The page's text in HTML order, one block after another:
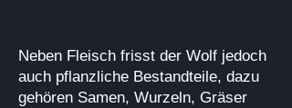
Neben Fleisch frisst der Wolf jedoch
auch pflanzliche Bestandteile, dazu
gehören Samen, Wurzeln, Gräser